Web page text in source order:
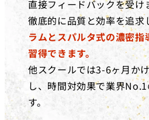
直接フィードバックを受け
徹底的に品質と効率を追求
ラムとスパルタ式の濃密
習得できます。
他スクールでは3-6ヶ月か
し、時間対効果で業界
す。